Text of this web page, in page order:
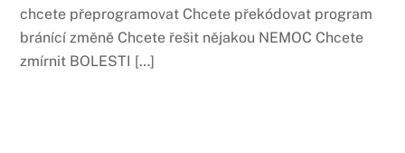
chcete přeprogramovat Chcete překódovat program
bránící změně Chcete řešit nějakou NEMOC Chcete
zmírnit BOLESTI […]